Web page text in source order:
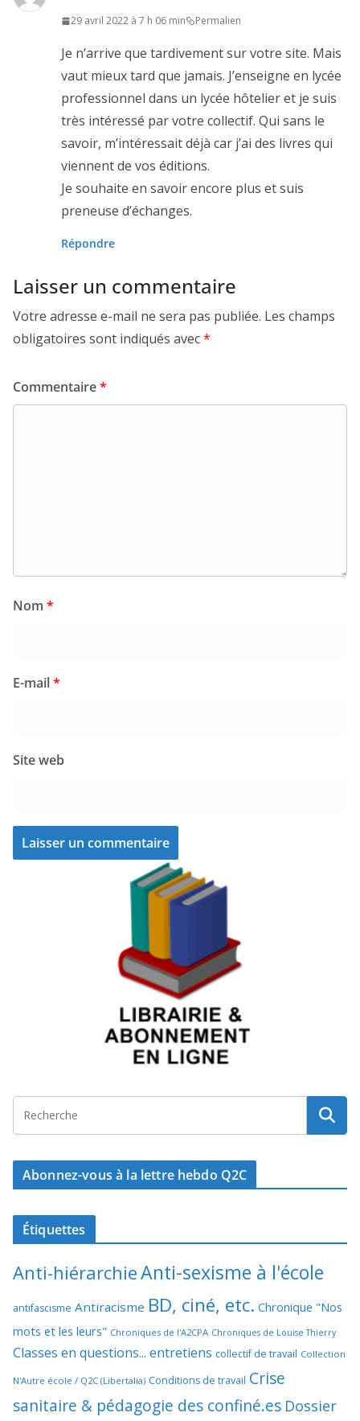
29 avril 2022 à 7 h 06 min Permalien
Je n’arrive que tardivement sur votre site. Mais
vaut mieux tard que jamais. J’enseigne en lycée
professionnel dans un lycée hôtelier et je suis
très intéressé par votre collectif. Qui sans le
savoir, m’intéressait déjà car j’ai des livres qui
viennent de vos éditions.
Je souhaite en savoir encore plus et suis
preneuse d’échanges.
Répondre
Laisser un commentaire
Votre adresse e-mail ne sera pas publiée. Les champs
obligatoires sont indiqués avec*
Commentaire*
Nom *
E-mail*
Site web
Abonnez-vous à la lettre hebdo Q2C
Étiquettes
Anti-hiérarchieAnti-sexisme à l'école
antifascisme Antiracisme BD, ciné, etc. Chronique "Nos
mots et les leurs" Chroniques de l'A2CPA Chroniques de Louise Thierry
Classes en questions... entretiens collectif de travail Collection
N'Autre école / Q2C (Libertalia) Conditions de travail Crise
sanitaire & pédagogie des confiné.es Dossier